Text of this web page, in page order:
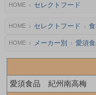
HOME セレクトフード
HOME セレクトフード
HOME メーカー別 愛須
愛須食品 紀州南高梅